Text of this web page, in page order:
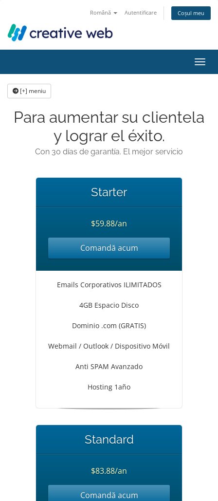
Română Autentificare Coșul meu
[+] meniu
Para aumentar su clientela
y lograr el éxito.
Con 30 días de garantía. El mejor servicio
Starter
$59.88/an
Comandă acum
Emails Corporativos ILIMITADOS
4GB Espacio Disco
Dominio .com (GRATIS)
Webmail / Outlook / Dispositivo Móvil
Anti SPAM Avanzado
Hosting 1año
Standard
$83.88/an
Comandă acum